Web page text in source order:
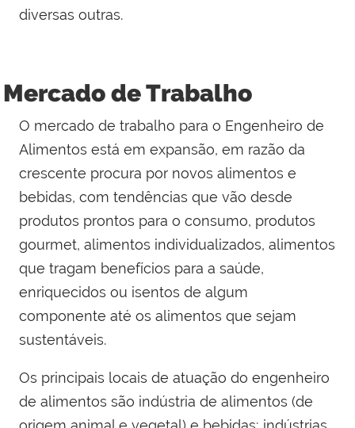
diversas outras.
Mercado de Trabalho
O mercado de trabalho para o Engenheiro de
Alimentos está em expansão, em razão da
crescente procura por novos alimentos e
bebidas, com tendências que vão desde
produtos prontos para o consumo, produtos
gourmet, alimentos individualizados, alimentos
que tragam benefícios para a saúde,
enriquecidos ou isentos de algum
componente até os alimentos que sejam
sustentáveis.
Os principais locais de atuação do engenheiro
de alimentos são indústria de alimentos (de